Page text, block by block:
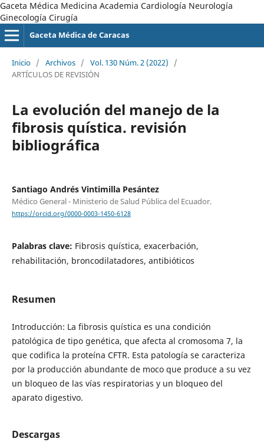
Gaceta Médica Medicina Academia Cardiología Neurología
Ginecología Cirugía
Gaceta Médica de Caracas
Inicio / Archivos / Vol. 130 Núm. 2 (2022)
/
ARTÍCULOS DE REVISIÓN
La evolución del manejo de la
fibrosis quística. revisión
bibliográfica
Santiago Andrés Vintimilla Pesántez
Médico General - Ministerio de Salud Pública del Ecuador.
https://orcid.org/0000-0003-1450-6128
Palabras clave: Fibrosis quística, exacerbación,
rehabilitación, broncodilatadores, antibióticos
Resumen
Introducción: La fibrosis quística es una condición
patológica de tipo genética, que afecta al cromosoma 7, la
que codifica la proteína CFTR. Esta patología se caracteriza
por la producción abundante de moco que produce a su vez
un bloqueo de las vías respiratorias y un bloqueo del
aparato digestivo.
Descargas